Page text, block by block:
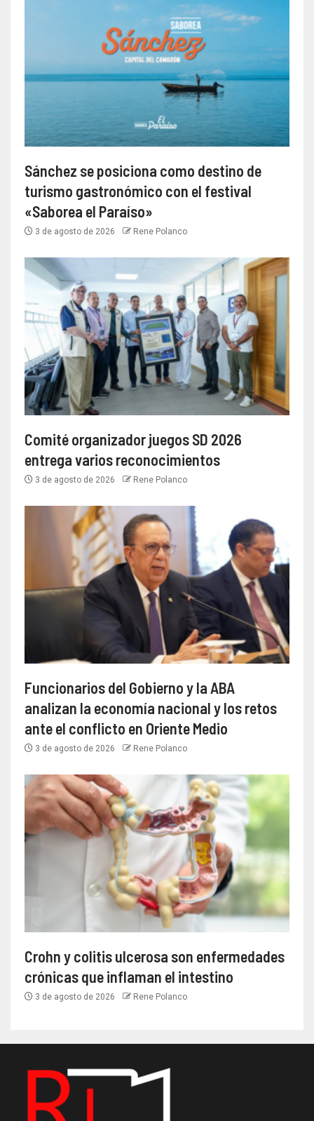
Sánchez se posiciona como destino de
turismo gastronómico con el festival
«Saborea el Paraíso»
3 de agosto de 2026 Rene Polanco
Comité organizador juegos SD 2026
entrega varios reconocimientos
3 de agosto de 2026 Rene Polanco
Funcionarios del Gobierno y la ABA
analizan la economía nacional y los retos
ante el conflicto en Oriente Medio
3 de agosto de 2026 Rene Polanco
Crohn y colitis ulcerosa son enfermedades
crónicas que inflaman el intestino
3 de agosto de 2026 Rene Polanco